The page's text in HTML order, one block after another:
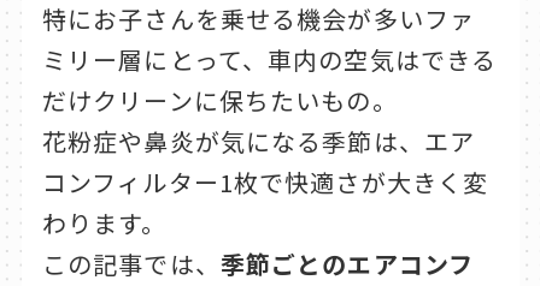
特にお子さんを乗せる機会が多いファ
ミリー層にとって、車内の空気はできる
だけクリーンに保ちたいもの。
花粉症や鼻炎が気になる季節は、エア
コンフィルター1枚で快適さが大きく変
わります。
この記事では、 季節ごとのエアコンフ